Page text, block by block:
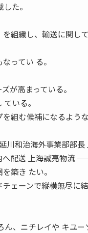
た。
組織し、輸送に関し
ってい る。
が高まっている。
いる。
組む候補になるよう
川和治海外事業部部長
へ配送 上海誠亮物流
築き たい。
ェーンで縦横無尽に
、ニチレイや キユー